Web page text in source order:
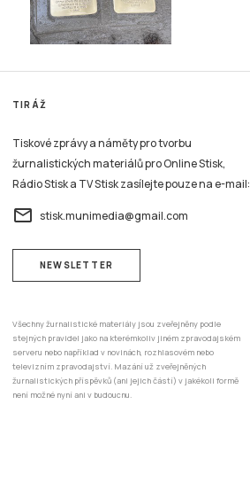
TIRÁŽ
Tiskové zprávy a náměty pro tvorbu
žurnalistických materiálů pro Online Stisk,
Rádio Stisk a TV Stisk zasílejte pouze na e-mail:
email stisk.munimedia@gmail.com
NEWSLETTER
Všechny žurnalistické materiály jsou zveřejněny podle
stejných pravidel jako na kterémkoliv jiném zpravodajském
serveru nebo například v novinách, rozhlasovém nebo
televizním zpravodajství. Mazání už zveřejněných
žurnalistických příspěvků (ani jejich částí) v jakékoli formě
není možné nyní ani v budoucnu.